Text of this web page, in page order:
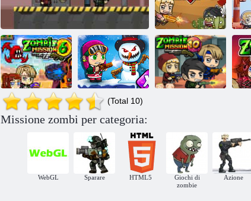
Missione zombi 3
Missione zombi
1
Missione zombi
12
Missione zombi
Missione zombi
(Total 10)
Missione zombi per categoria:
WebGL Sparare HTML5
Giochi di
zombie
Azione